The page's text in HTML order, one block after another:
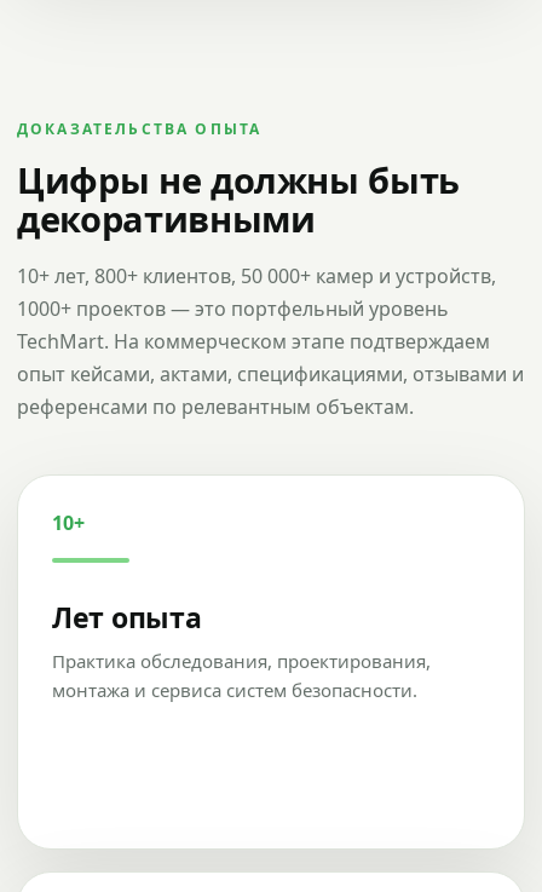
ДОКАЗАТЕЛЬСТВА ОПЫТА
Цифры не должны быть
декоративными
10+ лет, 800+ клиентов, 50 000+ камер и устройств,
1000+ проектов — это портфельный уровень
TechMart. На коммерческом этапе подтверждаем
опыт кейсами, актами, спецификациями, отзывами и
референсами по релевантным объектам.
10+
Лет опыта
Практика обследования, проектирования,
монтажа и сервиса систем безопасности.